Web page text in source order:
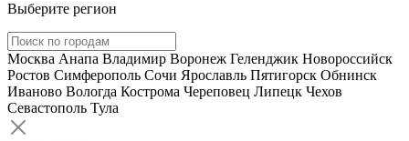
Выберите регион
Москва Анапа Владимир Воронеж Геленджик Новороссийск
Ростов Симферополь Сочи Ярославль Пятигорск Обнинск
Иваново Вологда Кострома Череповец Липецк Чехов
Севастополь Тула